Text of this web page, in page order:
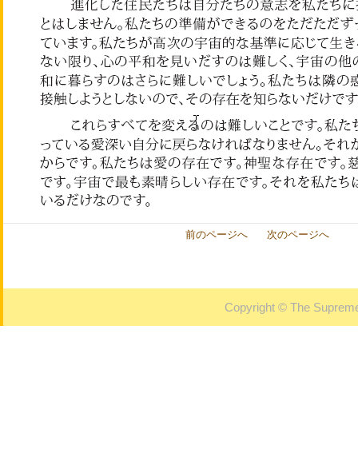
前のページへ 次のページへ
Copyright © The